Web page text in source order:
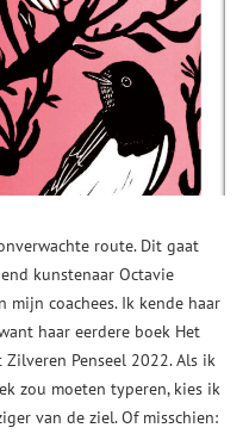
route. Dit gaat
kunstenaar Octavie
coachees. Ik kende haar
haar eerdere boek Het
Penseel 2022. Als ik
zou moeten typeren, kies ik
van de ziel. Of misschien: